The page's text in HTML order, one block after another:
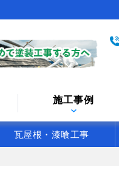
施工事例
瓦屋根・漆喰工事